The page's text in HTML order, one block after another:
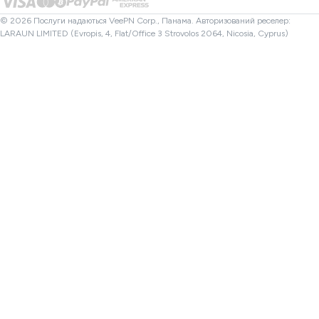
Перевірка файлів
VPN Туреччина
Афіліати
© 2026 Послуги надаються VeePN Corp., Панама. Авторизований реселер:
LARAUN LIMITED (Evropis, 4, Flat/Office 3 Strovolos 2064, Nicosia, Cyprus)